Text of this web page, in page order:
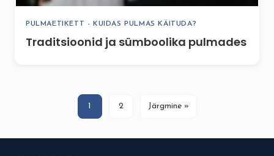
PULMAETIKETT - KUIDAS PULMAS KÄITUDA?
Traditsioonid ja sümboolika pulmades
1 2 Järgmine »